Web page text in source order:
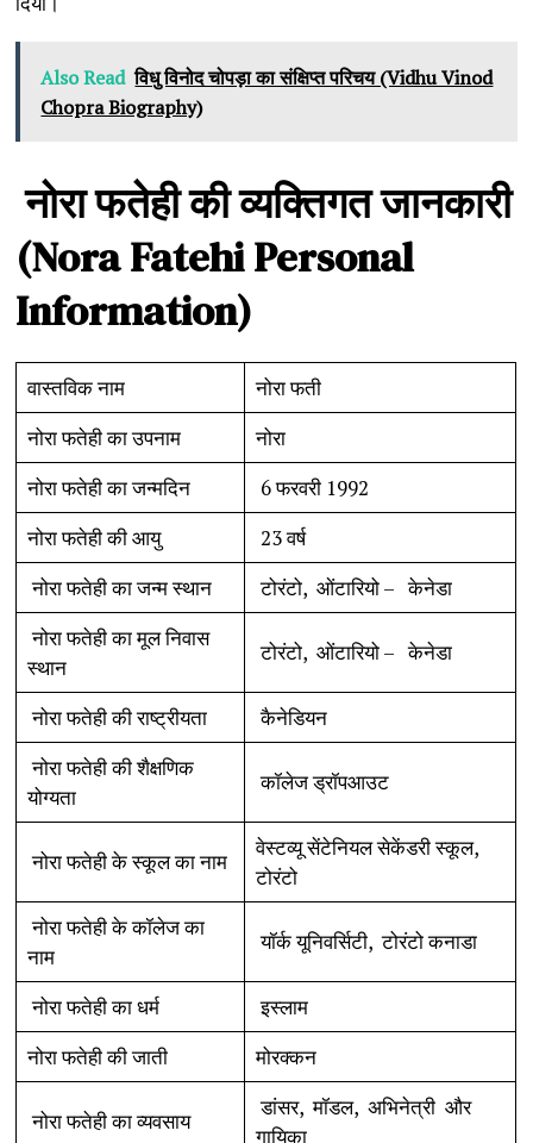
Also Read विधु विनोद चोपड़ा का संक्षिप्त परिचय (Vidhu Vinod
Chopra Biography)
नोराफतेहीकीव्यक्तिगतजानकारी
(Nora Fatehi Personal
Information)
वास्तविक नाम
नोरा फती
नोरा फतेही का उपनाम
नोरा
नोरा फतेही का जन्मदिन
6 फरवरी 1992
नोरा फतेही की आयु
23 वर्ष
नोरा फतेही का जन्म स्थान
टोरंटो, ओंटारियो – केनेडा
नोरा फतेही का मूल निवास
स्थान
टोरंटो, ओंटारियो – केनेडा
नोरा फतेही की राष्ट्रीयता
कैनेडियन
नोरा फतेही की शैक्षणिक
योग्यता
कॉलेज ड्रॉपआउट
नोरा फतेही के स्कूल का नाम
वेस्टव्यू सेंटेनियल सेकेंडरी स्कूल,
टोरंटो
नोरा फतेही के कॉलेज का
नाम
यॉर्क यूनिवर्सिटी, टोरंटो कनाडा
नोरा फतेही का धर्म
इस्लाम
नोरा फतेही की जाती
मोरक्कन
नोरा फतेही का व्यवसाय
डांसर, मॉडल, अभिनेत्री और
गायिका